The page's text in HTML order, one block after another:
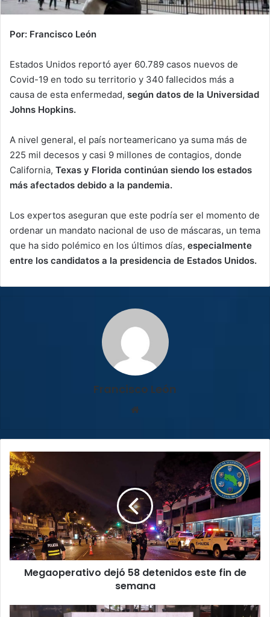
Por: Francisco León
Estados Unidos reportó ayer 60.789 casos nuevos de
Covid-19 en todo su territorio y 340 fallecidos más a
causa de esta enfermedad, según datos de la Universidad
Johns Hopkins.
A nivel general, el país norteamericano ya suma más de
225 mil decesos y casi 9 millones de contagios, donde
California, Texas y Florida continúan siendo los estados
más afectados debido a la pandemia.
Los expertos aseguran que este podría ser el momento de
ordenar un mandato nacional de uso de máscaras, un tema
que ha sido polémico en los últimos días, especialmente
entre los candidatos a la presidencia de Estados Unidos.
Francisco León
Megaoperativo
dejó
este
fin
de
semana
Megaoperativo dejó 58 detenidos este fin de
semana
Hacienda: